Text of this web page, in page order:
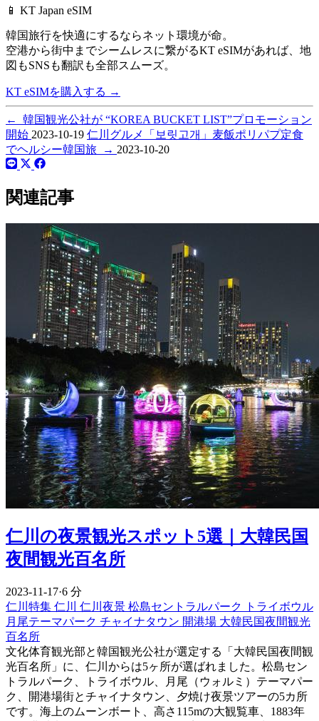
📱 KT Japan eSIM
韓国旅行を快適にするならネット環境が命。
空港から街中までシームレスに繋がるKT eSIMがあれば、 地
図もSNSも翻訳も全部スムーズ。
KT eSIMを購入する →
←
韓国観光公社が “KOREA BUCKET LIST”プロモーション
開始 2023-10-19 仁川グルメ「보릿고개」麦飯ポリパプ定食
でヘルシー韓国旅
→ 2023-10-20
関連記事
仁川の夜景観光スポット5選｜大韓民国
夜間観光百名所
2023-11-17·6 分
仁川特集 仁川 仁川夜景 松島セントラルパーク
トライボウル
月尾テーマパーク チャイナタウン 開港場 大韓民国夜間観光
百名所
文化体育観光部と韓国観光公社が選定する「大韓民国夜間観
光百名所」に、仁川からは5ヶ所が選ばれました。松島セン
トラルパーク、トライボウル、月尾（ウォルミ）テーマパー
ク、開港場街とチャイナタウン、夕焼け夜景ツアーの5カ所
です。海上のムーンボート、高さ115mの大観覧車、1883年